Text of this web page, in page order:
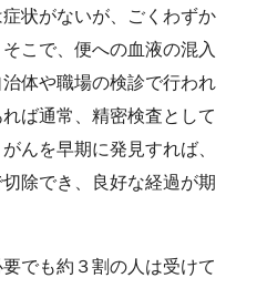
状がないが、ごくわずか
こで、便への血液の混入
体や職場の検診で行われ
ば通常、精密検査として
んを早期に発見すれば、
除でき、良好な経過が期
でも約３割の人は受けて